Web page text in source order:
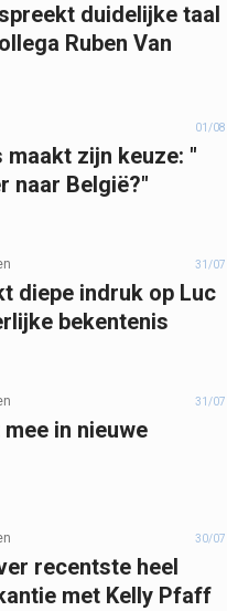
duidelijke taal
Ruben Van
01/08
maakt zijn keuze: "
naar België?"
31/07
diepe indruk op Luc
bekentenis
31/07
in nieuwe
30/07
recentste heel
met Kelly Pfaff